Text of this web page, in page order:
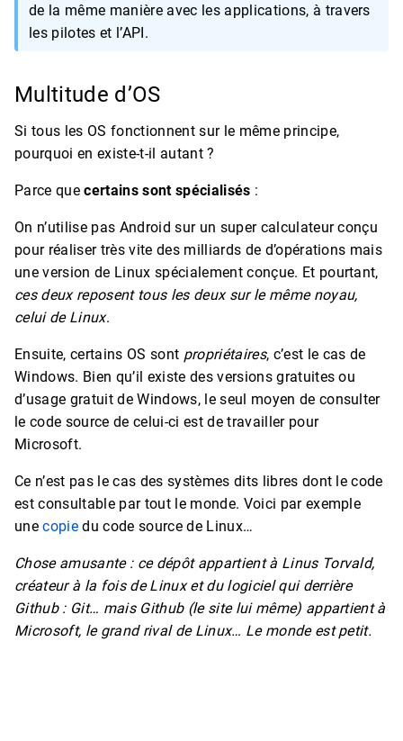
de la même manière avec les applications, à travers
les pilotes et l’API.
Multitude d’OS
Si tous les OS fonctionnent sur le même principe,
pourquoi en existe-t-il autant ?
Parce quecertains sont spécialisés :
On n’utilise pas Android sur un super calculateur conçu
pour réaliser très vite des milliards de d’opérations mais
une version de Linux spécialement conçue. Et pourtant,
ces deux reposent tous les deux sur le même noyau,
celui de Linux.
Ensuite, certains OS sont propriétaires, c’est le cas de
Windows. Bien qu’il existe des versions gratuites ou
d’usage gratuit de Windows, le seul moyen de consulter
le code source de celui-ci est de travailler pour
Microsoft.
Ce n’est pas le cas des systèmes dits libres dont le code
est consultable par tout le monde. Voici par exemple
unecopiedu code source de Linux…
Chose amusante : ce dépôt appartient à Linus Torvald,
créateur à la fois de Linux et du logiciel qui derrière
Github : Git… mais Github (le site lui même) appartient à
Microsoft, le grand rival de Linux… Le monde est petit.